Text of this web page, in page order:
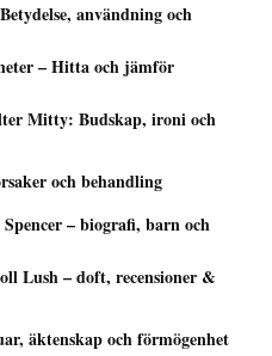
användning och
– Hitta och jämför
Mitty: Budskap, ironi och
och behandling
– biografi, barn och
Lush – doft, recensioner &
äktenskap och förmögenhet